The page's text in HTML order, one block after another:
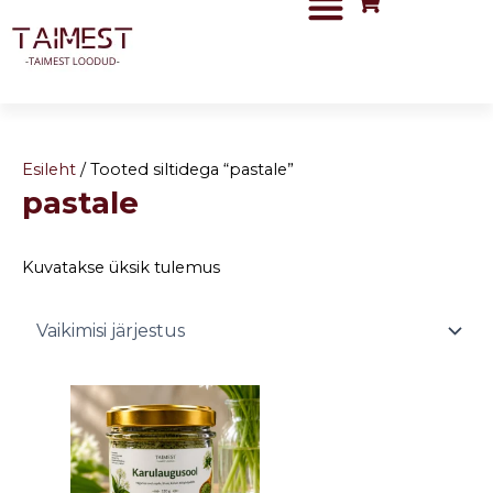
content
Esileht / Tooted siltidega “pastale”
pastale
Kuvatakse üksik tulemus
Price
range:
5,90 €
through
8,50 €
product
has
multiple